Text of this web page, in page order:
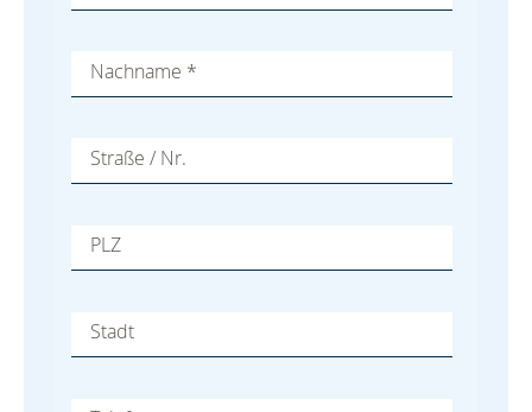
Nachname *
Straße / Nr.
PLZ
Stadt